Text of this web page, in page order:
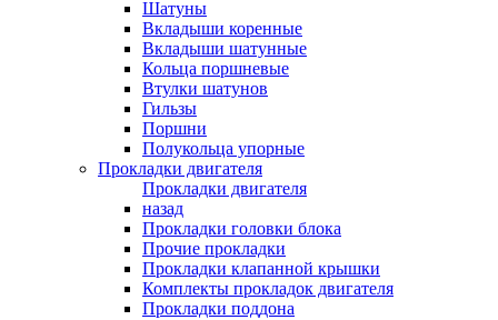
Шатуны
Вкладыши коренные
Вкладыши шатунные
Кольца поршневые
Втулки шатунов
Гильзы
Поршни
Полукольца упорные
Прокладки двигателя
Прокладки двигателя
назад
Прокладки головки блока
Прочие прокладки
Прокладки клапанной крышки
Комплекты прокладок двигателя
Прокладки поддона